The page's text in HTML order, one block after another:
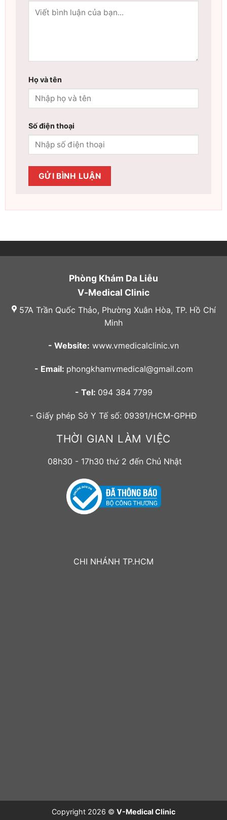
Họ và tên
Số điện thoại
Phòng Khám Da Liễu
V-Medical Clinic
57A Trần Quốc Thảo, Phường Xuân Hòa, TP. Hồ Chí
Minh
- Website: www.vmedicalclinic.vn
- Email: phongkhamvmedical@gmail.com
- Tel: 094 384 7799
- Giấy phép Sở Y Tế số: 09391/HCM-GPHĐ
THỜI GIAN LÀM VIỆC
08h30 - 17h30 thứ 2 đến Chủ Nhật
CHI NHÁNH TP.HCM
Copyright 2026 © V-Medical Clinic